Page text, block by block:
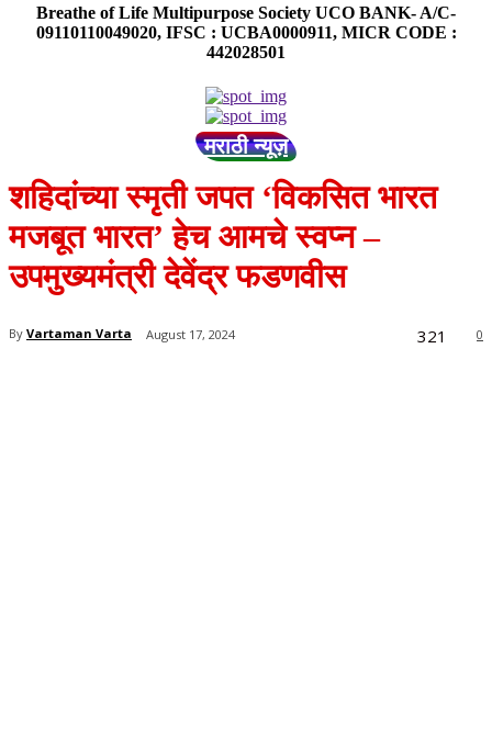
Breathe of Life Multipurpose Society UCO BANK- A/C-
09110110049020, IFSC : UCBA0000911, MICR CODE :
442028501
मराठी न्यूज़
शहिदांच्या स्मृती जपत ‘विकसित भारत
मजबूत भारत’ हेच आमचे स्वप्न –
उपमुख्यमंत्री देवेंद्र फडणवीस
By Vartaman Varta August 17, 2024 0
321